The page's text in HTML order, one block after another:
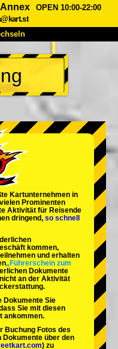
OPEN 10:00-22:00
Preise
Buchung
Tokio Akihabara#1
Tokio Bucht
Osaka
Kartunternehmen in
vielen Prominenten
Aktivität für Reisende
dringend, so schnell
kommen,
und erhalten
„Führerschein zum
Dokumente
an der Aktivität
Dokumente Sie
Sie mit diesen
ankommen.
Buchung Fotos des
Dokumente über den
) zu